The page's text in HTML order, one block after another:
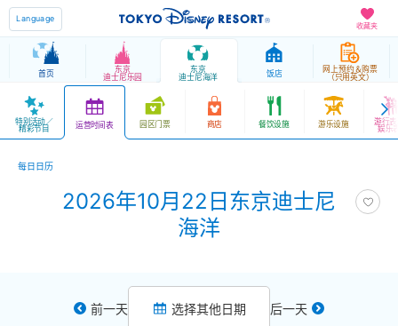
收藏夹
Language
首页 东京
迪士尼乐园
东京
迪士尼海洋 饭店 网上预约＆购票
（只用英文）
特别活动／
精彩节目 运营时间表 园区门票 商店 餐饮设施 游乐设施 游行
娱乐
每日日历
2026年10月22日东京迪士尼
海洋
前一天 选择其他日期 后一天